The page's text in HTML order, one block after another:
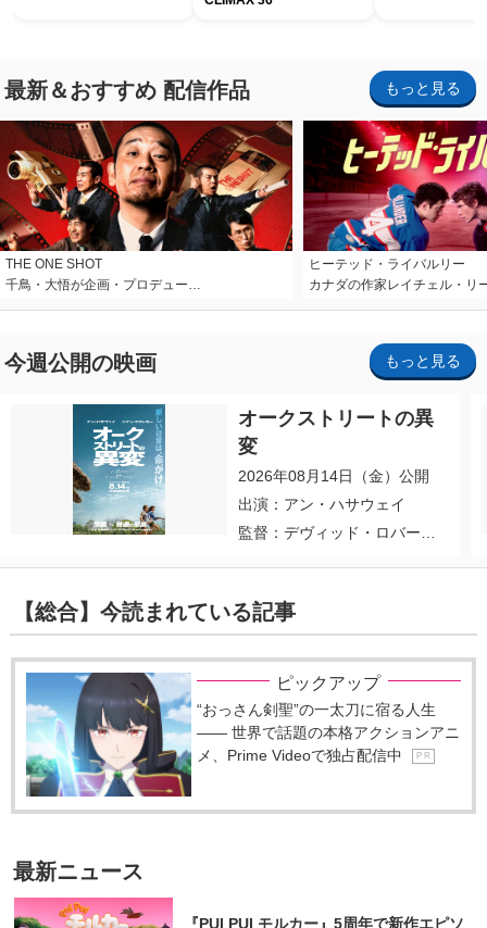
最新＆おすすめ 配信作品 もっと見る
THE ONE SHOT
千鳥・大悟が企画・プロデュー…
ヒーテッド・ライバルリー
カナダの作家レイチェル・リ
今週公開の映画 もっと見る
オークストリートの異
変
2026年08月14日（金）公開
出演：アン・ハサウェイ
監督：デヴィッド・ロバー
【総合】今読まれている記事
ピックアップ
“おっさん剣聖”の一太刀に宿る人生
―― 世界で話題の本格アクションアニ
メ、Prime Videoで独占配信中
P R
最新ニュース
『PUI PUI モルカー』5周年で新作エピソ